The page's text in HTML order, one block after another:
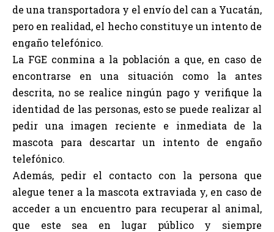
de una transportadora y el envío del can a Yucatán,
pero en realidad, el hecho constituye un intento de
engaño telefónico.
La FGE conmina a la población a que, en caso de
encontrarse en una situación como la antes
descrita, no se realice ningún pago y verifique la
identidad de las personas, esto se puede realizar al
pedir una imagen reciente e inmediata de la
mascota para descartar un intento de engaño
telefónico.
Además, pedir el contacto con la persona que
alegue tener a la mascota extraviada y, en caso de
acceder a un encuentro para recuperar al animal,
que este sea en lugar público y siempre